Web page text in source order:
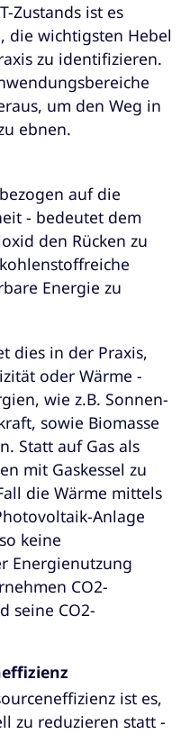
Zustands ist es
die wichtigsten Hebel
zu identifizieren.
um den Weg in
ebnen.
auf die
- bedeutet dem
den Rücken zu
Energie zu
dies in der Praxis,
oder Wärme -
wie z.B. Sonnen-
sowie Biomasse
Statt auf Gas als
mit Gaskessel zu
die Wärme mittels
Anlage
keine
Energienutzung
CO2-
seine CO2-
ist es,
zu reduzieren statt -